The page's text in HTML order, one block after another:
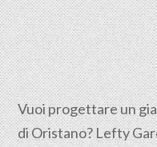
Vuoi progettare un
diOristano? Lefty